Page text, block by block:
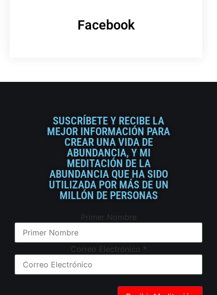
Facebook
SUSCRÍBETE Y RECIBE LA
MEJOR INFORMACIÓN PARA
CREAR UNA VIDA DE
ABUNDANCIA, Y MI
MEDITACIÓN DE LA
ABUNDANCIA QUE HA SIDO
UTILIZADA POR MÁS DE UN
MILLÓN DE PERSONAS
Primer Nombre
Correo Electrónico *